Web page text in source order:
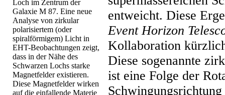
Loch im Zentrum der
Galaxie M 87. Eine neue
Analyse von zirkular
polarisiertem (oder
spiralförmigem) Licht in
EHT-Beobachtungen zeigt,
dass in der Nähe des
Schwarzen Lochs starke
Magnetfelder existieren.
Diese Magnetfelder wirken
auf die einfallende Materie
entweicht. Diese
Event Horizon
Kollaboration
Diese sogenannte
ist eine Folge der